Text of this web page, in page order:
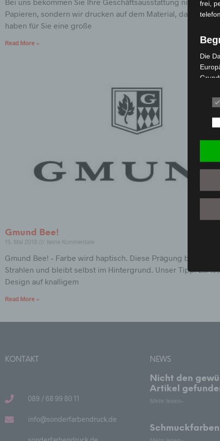
Papieren, sondern wir drucken auf dem Material, das Sie
haben für Sie eine große
Read More »
Gmund Bee!
15. Mai 2019 Keine Kommentare
Gmund Bee! – Farbe wird haptisch. Diese Prägung bringt
Strahlen und bleibt selbst im Hintergrund. Unser Tipp:
Design auf knalligem
Read More »
KONTAKT
089 / 68 99 80 11
info@sonderfarbendruck.de
NEWS
Nicht den
Artikel
Schmuckfarben
frei,
Die
die
Wir